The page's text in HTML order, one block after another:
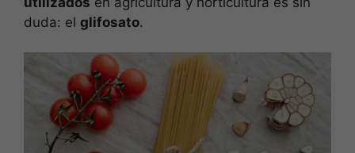
duda: el glifosato.